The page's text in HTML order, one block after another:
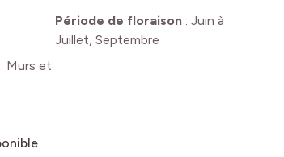
Période de floraison: Juin à
Juillet, Septembre
: Murs et